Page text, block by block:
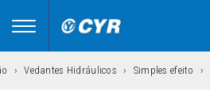
Toggle
Vedantes Hidráulicos Simples efeito